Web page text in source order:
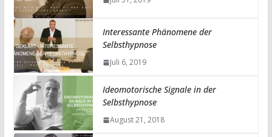
Interessante Phänomene der
Selbsthypnose
Juli 6, 2019
Ideomotorische Signale in der
Selbsthypnose
August 21, 2018